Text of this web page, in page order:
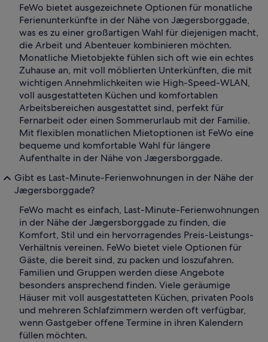
FeWo bietet ausgezeichnete Optionen für monatliche
Ferienunterkünfte in der Nähe von Jægersborggade,
was es zu einer großartigen Wahl für diejenigen macht,
die Arbeit und Abenteuer kombinieren möchten.
Monatliche Mietobjekte fühlen sich oft wie ein echtes
Zuhause an, mit voll möblierten Unterkünften, die mit
wichtigen Annehmlichkeiten wie High-Speed-WLAN,
voll ausgestatteten Küchen und komfortablen
Arbeitsbereichen ausgestattet sind, perfekt für
Fernarbeit oder einen Sommerurlaub mit der Familie.
Mit flexiblen monatlichen Mietoptionen ist FeWo eine
bequeme und komfortable Wahl für längere
Aufenthalte in der Nähe von Jægersborggade.
Gibt es Last-Minute-Ferienwohnungen in der Nähe der
Jægersborggade?
FeWo macht es einfach, Last-Minute-Ferienwohnungen
in der Nähe der Jægersborggade zu finden, die
Komfort, Stil und ein hervorragendes Preis-Leistungs-
Verhältnis vereinen. FeWo bietet viele Optionen für
Gäste, die bereit sind, zu packen und loszufahren.
Familien und Gruppen werden diese Angebote
besonders ansprechend finden. Viele geräumige
Häuser mit voll ausgestatteten Küchen, privaten Pools
und mehreren Schlafzimmern werden oft verfügbar,
wenn Gastgeber offene Termine in ihren Kalendern
füllen möchten.